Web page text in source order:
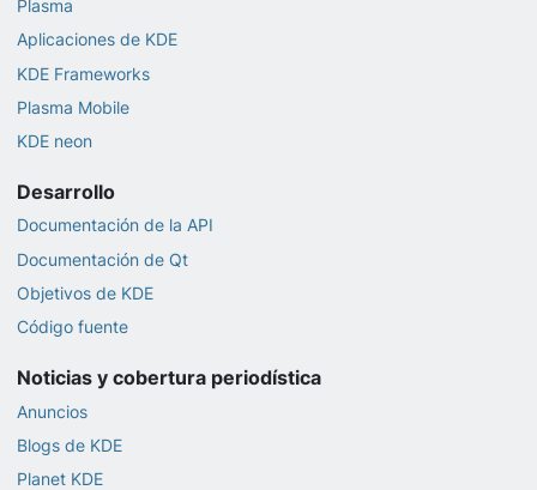
Plasma
Aplicaciones de KDE
KDE Frameworks
Plasma Mobile
KDE neon
Desarrollo
Documentación de la API
Documentación de Qt
Objetivos de KDE
Código fuente
Noticias y cobertura periodística
Anuncios
Blogs de KDE
Planet KDE